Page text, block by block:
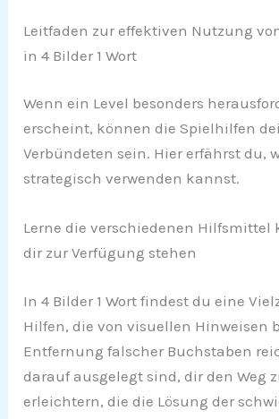
Leitfaden zur effektiven Nutzung
in 4 Bilder 1 Wort
Wenn ein Level besonders
erscheint, können die Spielhilfen
Verbündeten sein. Hier erfährst du,
strategisch verwenden kannst.
Lerne die verschiedenen Hilfsmittel
dir zur Verfügung stehen
In 4 Bilder 1 Wort findest du eine
Hilfen, die von visuellen Hinweisen
Entfernung falscher Buchstaben
darauf ausgelegt sind, dir den Weg
erleichtern, die die Lösung der